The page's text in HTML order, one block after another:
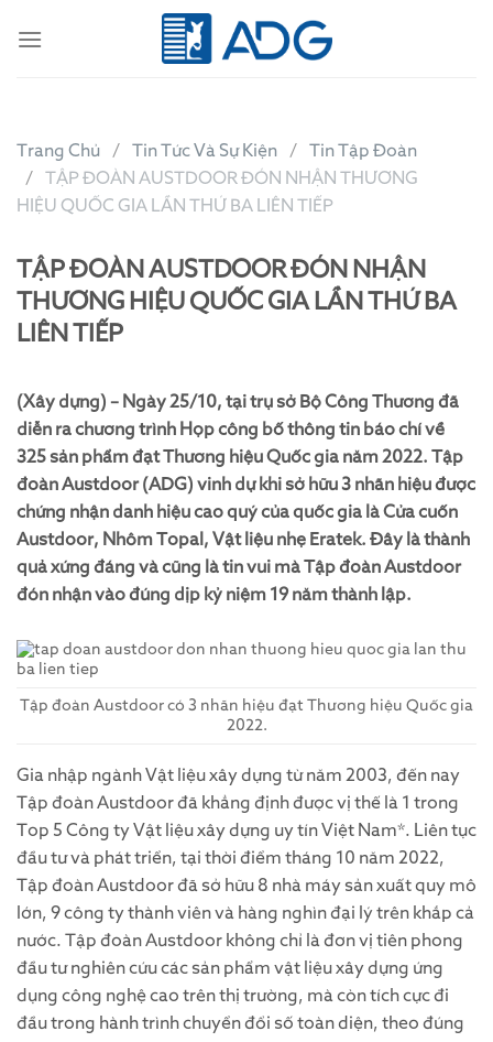
Trang Chủ Tin Tức Và Sự Kiện
Tin Tập Đoàn
TẬP ĐOÀN AUSTDOOR ĐÓN NHẬN THƯƠNG
HIỆU QUỐC GIA LẦN THỨ BA LIÊN TIẾP
TẬP ĐOÀN AUSTDOOR ĐÓN NHẬN
THƯƠNG HIỆU QUỐC GIA LẦN THỨ BA
LIÊN TIẾP
(Xây dựng) – Ngày 25/10, tại trụ sở Bộ Công Thương đã
diễn ra chương trình Họp công bố thông tin báo chí về
325 sản phẩm đạt Thương hiệu Quốc gia năm 2022. Tập
đoàn Austdoor (ADG) vinh dự khi sở hữu 3 nhãn hiệu được
chứng nhận danh hiệu cao quý của quốc gia là Cửa cuốn
Austdoor, Nhôm Topal, Vật liệu nhẹ Eratek. Đây là thành
quả xứng đáng và cũng là tin vui mà Tập đoàn Austdoor
đón nhận vào đúng dịp kỷ niệm 19 năm thành lập.
Tập đoàn Austdoor có 3 nhãn hiệu đạt Thương hiệu Quốc gia
2022.
Gia nhập ngành Vật liệu xây dựng từ năm 2003, đến nay
Tập đoàn Austdoor đã khẳng định được vị thế là 1 trong
Top 5 Công ty Vật liệu xây dựng uy tín Việt Nam*. Liên tục
đầu tư và phát triển, tại thời điểm tháng 10 năm 2022,
Tập đoàn Austdoor đã sở hữu 8 nhà máy sản xuất quy mô
lớn, 9 công ty thành viên và hàng nghìn đại lý trên khắp cả
nước. Tập đoàn Austdoor không chỉ là đơn vị tiên phong
đầu tư nghiên cứu các sản phẩm vật liệu xây dựng ứng
dụng công nghệ cao trên thị trường, mà còn tích cực đi
đầu trong hành trình chuyển đổi số toàn diện, theo đúng